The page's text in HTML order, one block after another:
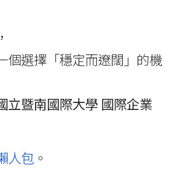
個選擇「穩定而遼闊」的機
立暨南國際大學 國際企業
人包 。